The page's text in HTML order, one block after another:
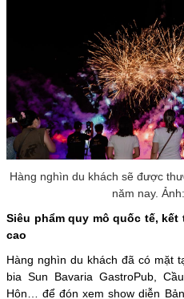
Hàng nghìn du khách sẽ được
năm nay.
Siêu phẩm quy mô quốc tế,
cao
Hàng nghìn du khách đã có mặt
bia Sun Bavaria GastroPub,
Hôn… để đón xem show diễn